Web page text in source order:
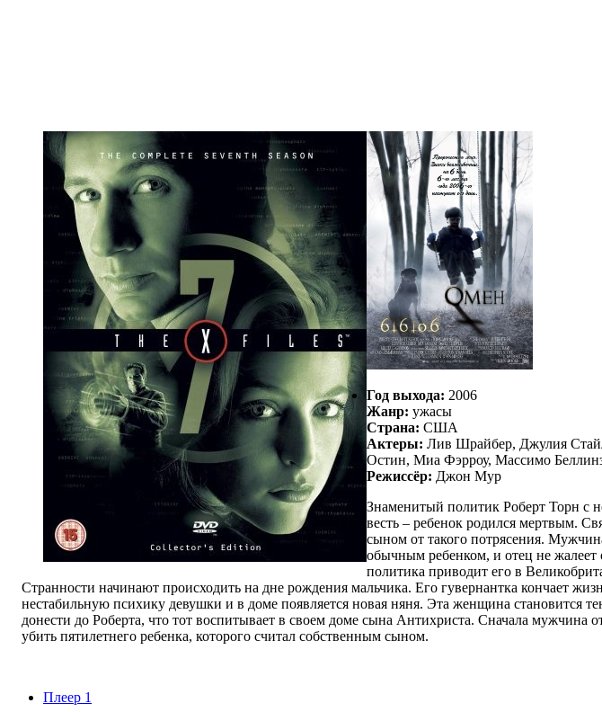
Год выхода: 2006
Жанр: ужасы
Страна: США
Актеры: Лив Шрайбер, Джулия
Остин, Миа Фэрроу, Массимо
Режиссёр: Джон Мур
Знаменитый политик Роберт Торн с
весть – ребенок родился мертвым.
сыном от такого потрясения.
обычным ребенком, и отец не жалеет
политика приводит его в
Странности начинают происходить на дне рождения мальчика. Его гувернантка кончает
нестабильную психику девушки и в доме появляется новая няня. Эта женщина становится
донести до Роберта, что тот воспитывает в своем доме сына Антихриста. Сначала мужчина
убить пятилетнего ребенка, которого считал собственным сыном.
Плеер 1